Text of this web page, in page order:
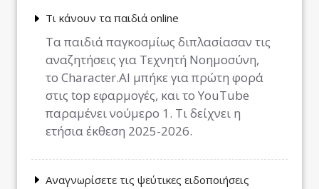
Τι κάνουν τα παιδιά online
Τα παιδιά παγκοσμίως διπλασίασαν τις
αναζητήσεις για Τεχνητή Νοημοσύνη,
το Character.AI μπήκε για πρώτη φορά
στις top εφαρμογές, και το YouTube
παραμένει νούμερο 1. Τι δείχνει η
ετήσια έκθεση 2025-2026.
Αναγνωρίσετε τις ψεύτικες ειδοποιήσεις